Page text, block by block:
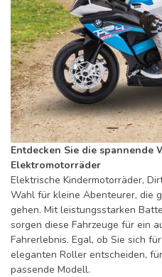
Entdecken Sie die spannende
Elektromotorräder
Elektrische Kindermotorräder,
Wahl für kleine Abenteurer, die
gehen. Mit leistungsstarken
sorgen diese Fahrzeuge für ein
Fahrerlebnis. Egal, ob Sie sich
eleganten Roller entscheiden,
passende Modell.